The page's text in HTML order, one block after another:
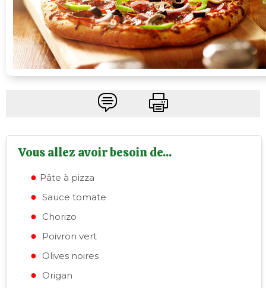
Vous allez avoir besoin de...
Pâte à pizza
Sauce tomate
Chorizo
Poivron vert
Olives noires
Origan